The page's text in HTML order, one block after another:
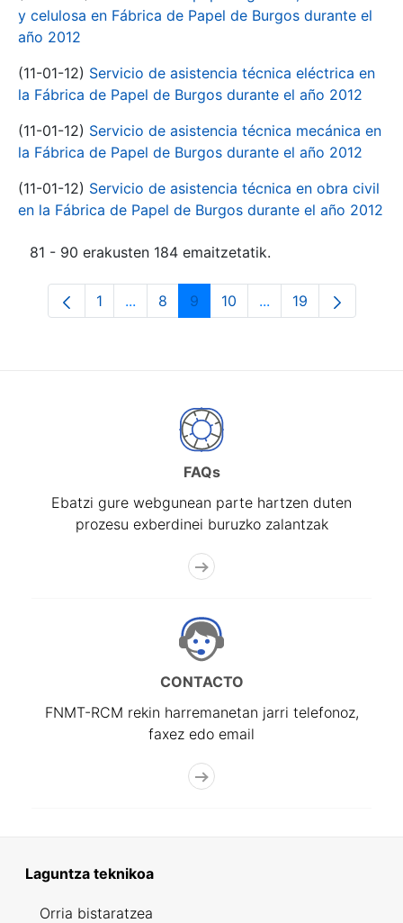
y celulosa en Fábrica de Papel de Burgos durante el
año 2012
(11-01-12) Servicio de asistencia técnica eléctrica en
la Fábrica de Papel de Burgos durante el año 2012
(11-01-12) Servicio de asistencia técnica mecánica en
la Fábrica de Papel de Burgos durante el año 2012
(11-01-12) Servicio de asistencia técnica en obra civil
en la Fábrica de Papel de Burgos durante el año 2012
81 - 90 erakusten 184 emaitzetatik.
Orrialdea
1 ...Intermediate Pages Use TAB to
Orrialdea
8 Orrialdea
9 Orrialdea
10 ...Intermediate Pages
Orrialdea
19
FAQs
Ebatzi gure webgunean parte hartzen duten
prozesu exberdinei buruzko zalantzak
CONTACTO
FNMT-RCM rekin harremanetan jarri telefonoz,
faxez edo email
Laguntza teknikoa
Orria bistaratzea